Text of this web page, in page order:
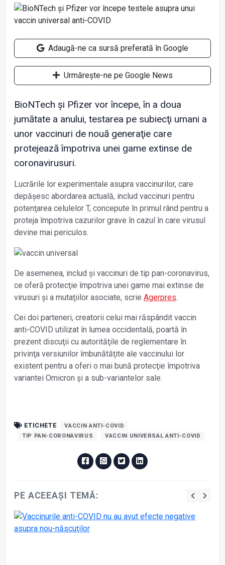
Adaugă-ne ca sursă preferată în Google
Urmărește-ne pe Google News
BioNTech și Pfizer vor începe, în a doua
jumătate a anului, testarea pe subiecţi umani a
unor vaccinuri de nouă generaţie care
protejează împotriva unei game extinse de
coronavirusuri.
Lucrările lor experimentale asupra vaccinurilor, care
depăşesc abordarea actuală, includ vaccinuri pentru
potenţarea celulelor T, concepute în primul rând pentru a
proteja împotriva cazurilor grave în cazul în care virusul
devine mai periculos.
De asemenea, includ şi vaccinuri de tip pan-coronavirus,
ce oferă protecţie împotriva unei game mai extinse de
virusuri şi a mutaţiilor asociate, scrie Agerpres.
Cei doi parteneri, creatorii celui mai răspândit vaccin
anti-COVID utilizat în lumea occidentală, poartă în
prezent discuţii cu autorităţile de reglementare în
privinţa versiunilor îmbunătăţite ale vaccinului lor
existent pentru a oferi o mai bună protecţie împotriva
variantei Omicron şi a sub-variantelor sale.
ETICHETE
VACCIN ANTI-COVID
TIP PAN-CORONAVIRUS
VACCIN UNIVERSAL ANTI-COVID
PE ACEEAȘI TEMĂ: